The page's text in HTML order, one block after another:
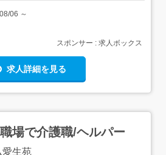
06 ～
スポンサー : 求人ボックス
求人詳細を見る
場で介護職/ヘルパー
愛生苑